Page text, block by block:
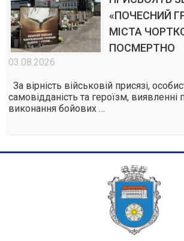
«ПОЧЕСНИЙ
МІСТА
ПОСМЕРТНО
03.08.2026
За вірність військовій присязі,
самовідданість та героїзм, виявленні
виконання бойових …